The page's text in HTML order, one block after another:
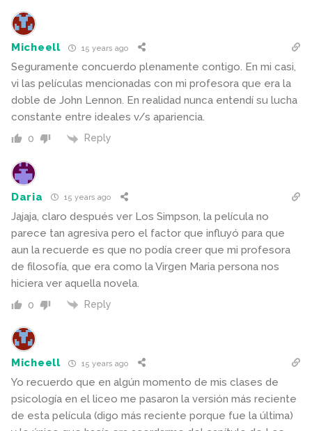
Micheell 15 years ago
Seguramente concuerdo plenamente contigo. En mi casi,
vi las películas mencionadas con mi profesora que era la
doble de John Lennon. En realidad nunca entendí su lucha
constante entre ideales v/s apariencia.
0 Reply
Daria 15 years ago
Jajaja, claro después ver Los Simpson, la película no
parece tan agresiva pero el factor que influyó para que
aun la recuerde es que no podía creer que mi profesora
de filosofía, que era como la Virgen Maria persona nos
hiciera ver aquella novela.
0 Reply
Micheell 15 years ago
Yo recuerdo que en algún momento de mis clases de
psicología en el liceo me pasaron la versión más reciente
de esta película (digo más reciente porque fue la última)